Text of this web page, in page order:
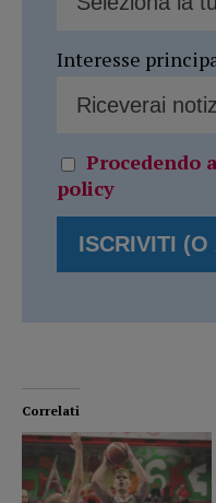
Interesse
Procedendo
policy
Correlati